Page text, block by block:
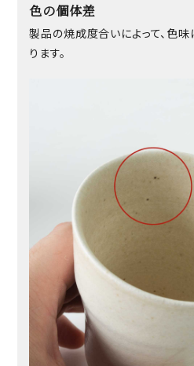
色の個体差
製品の焼成度合いによって、色
ります。